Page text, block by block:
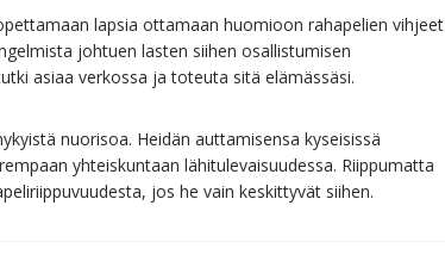
lapsia ottamaan huomioon rahapelien vihjeet
johtuen lasten siihen osallistumisen
asiaa verkossa ja toteuta sitä elämässäsi.
nuorisoa. Heidän auttamisensa kyseisissä
yhteiskuntaan lähitulevaisuudessa. Riippumatta
jos he vain keskittyvät siihen.